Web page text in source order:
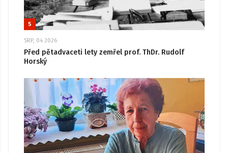
5
SRP, 04 2026
Před pětadvaceti lety zemřel prof. ThDr. Rudolf
Horský